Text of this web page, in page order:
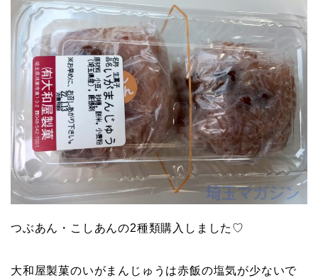
つぶあん・こしあんの2種類購入しました♡
大和屋製菓のいがまんじゅうは赤飯の塩気が少ないで